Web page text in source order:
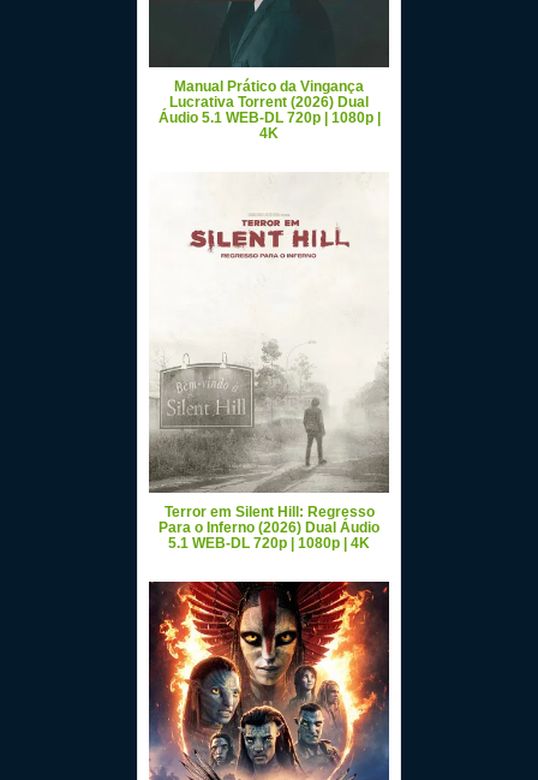
Manual Prático da Vingança
Lucrativa Torrent (2026) Dual
Áudio 5.1 WEB-DL 720p | 1080p |
4K
Terror em Silent Hill: Regresso
Para o Inferno (2026) Dual Áudio
5.1 WEB-DL 720p | 1080p | 4K